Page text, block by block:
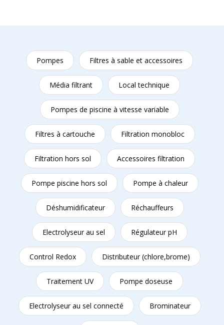
Pompes Filtres à sable et accessoires
Média filtrant Local technique
Pompes de piscine à vitesse variable
Filtres à cartouche Filtration monobloc
Filtration hors sol Accessoires filtration
Pompe piscine hors sol Pompe à chaleur
Déshumidificateur Réchauffeurs
Electrolyseur au sel Régulateur pH
Control Redox Distributeur (chlore,brome)
Traitement UV Pompe doseuse
Electrolyseur au sel connecté Brominateur